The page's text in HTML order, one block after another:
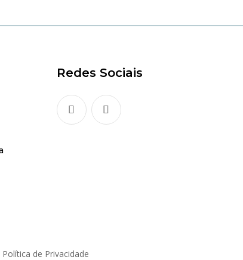
Redes Sociais
Política de Privacidade